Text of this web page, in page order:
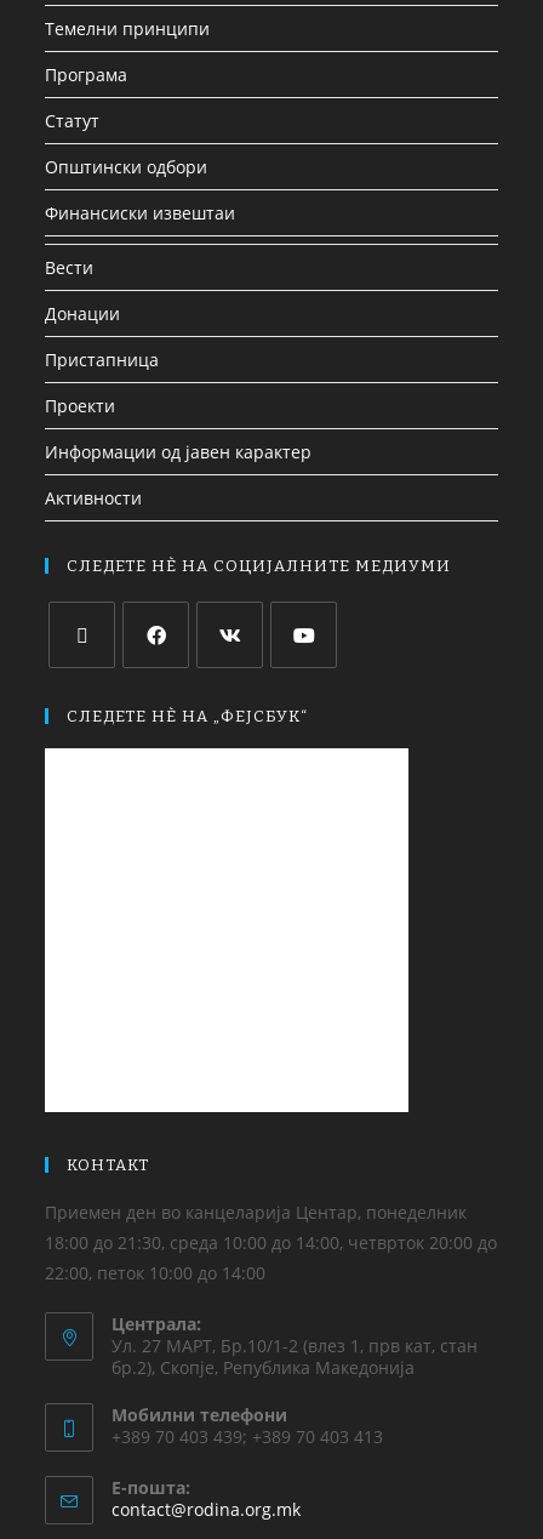
Темелни принципи
Програма
Статут
Општински одбори
Финансиски извештаи
Вести
Донации
Пристапница
Проекти
Информации од јавен карактер
Активности
СЛЕДЕТЕ НЀ НА СОЦИЈАЛНИТЕ МЕДИУМИ
СЛЕДЕТЕ НЀ НА „ФЕЈСБУК“
КОНТАКТ
Приемен ден во канцеларија Центар, понеделник
18:00 до 21:30, среда 10:00 до 14:00, четврток 20:00 до
22:00, петок 10:00 до 14:00
Централа:
Ул. 27 МАРТ, Бр.10/1-2 (влез 1, прв кат, стан
бр.2), Скопје, Република Македонија
Мобилни телефони
+389 70 403 439; +389 70 403 413
Е-пошта:
contact@rodina.org.mk